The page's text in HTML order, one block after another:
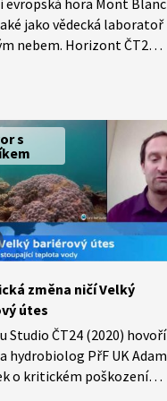
evropská hora Mont Blanc
jako vědecká laboratoř
nebem. Horizont ČT24
Mont Blanc zjistit, jaké
klimatická změna
z největších italských
A nemají dobré zprávy.
s
změna ničí Velký
útes
Studio ČT24 (2020) hovoří
hydrobiolog PřF UK Adam
o kritickém poškození